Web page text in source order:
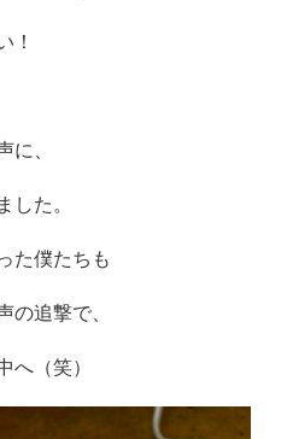
！
に、
した。
た僕たちも
の追撃で、
へ（笑）